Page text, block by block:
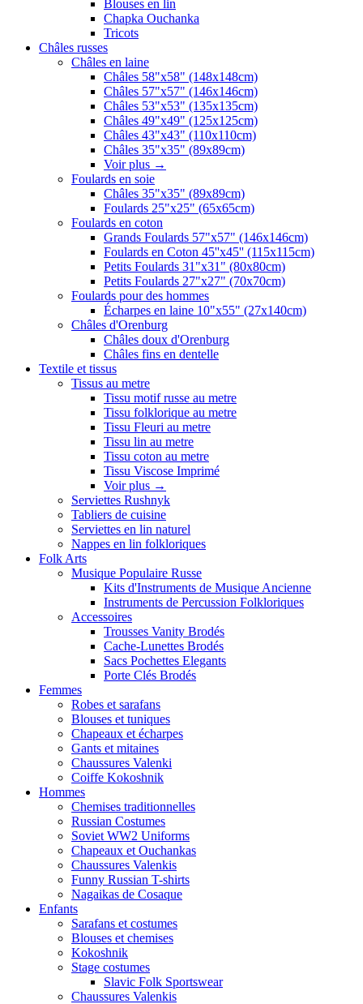
Blouses en lin
Chapka Ouchanka
Tricots
Châles russes
Châles en laine
Châles 58"x58" (148x148cm)
Châles 57"x57" (146x146cm)
Châles 53"x53" (135x135cm)
Châles 49"x49" (125x125cm)
Châles 43"x43" (110x110cm)
Châles 35"x35" (89x89cm)
Voir plus →
Foulards en soie
Châles 35"x35" (89x89cm)
Foulards 25"x25" (65x65cm)
Foulards en coton
Grands Foulards 57"x57" (146x146cm)
Foulards en Coton 45''x45'' (115x115cm)
Petits Foulards 31"x31" (80x80cm)
Petits Foulards 27"x27" (70x70cm)
Foulards pour des hommes
Écharpes en laine 10"x55" (27x140cm)
Châles d'Orenburg
Châles doux d'Orenburg
Châles fins en dentelle
Textile et tissus
Tissus au metre
Tissu motif russe au metre
Tissu folklorique au metre
Tissu Fleuri au metre
Tissu lin au metre
Tissu coton au metre
Tissu Viscose Imprimé
Voir plus →
Serviettes Rushnyk
Tabliers de cuisine
Serviettes en lin naturel
Nappes en lin folkloriques
Folk Arts
Musique Populaire Russe
Kits d'Instruments de Musique Ancienne
Instruments de Percussion Folkloriques
Accessoires
Trousses Vanity Brodés
Cache-Lunettes Brodés
Sacs Pochettes Elegants
Porte Clés Brodés
Femmes
Robes et sarafans
Blouses et tuniques
Chapeaux et écharpes
Gants et mitaines
Chaussures Valenki
Coiffe Kokoshnik
Hommes
Chemises traditionnelles
Russian Costumes
Soviet WW2 Uniforms
Chapeaux et Ouchankas
Chaussures Valenkis
Funny Russian T-shirts
Nagaikas de Cosaque
Enfants
Sarafans et costumes
Blouses et chemises
Kokoshnik
Stage costumes
Slavic Folk Sportswear
Chaussures Valenkis